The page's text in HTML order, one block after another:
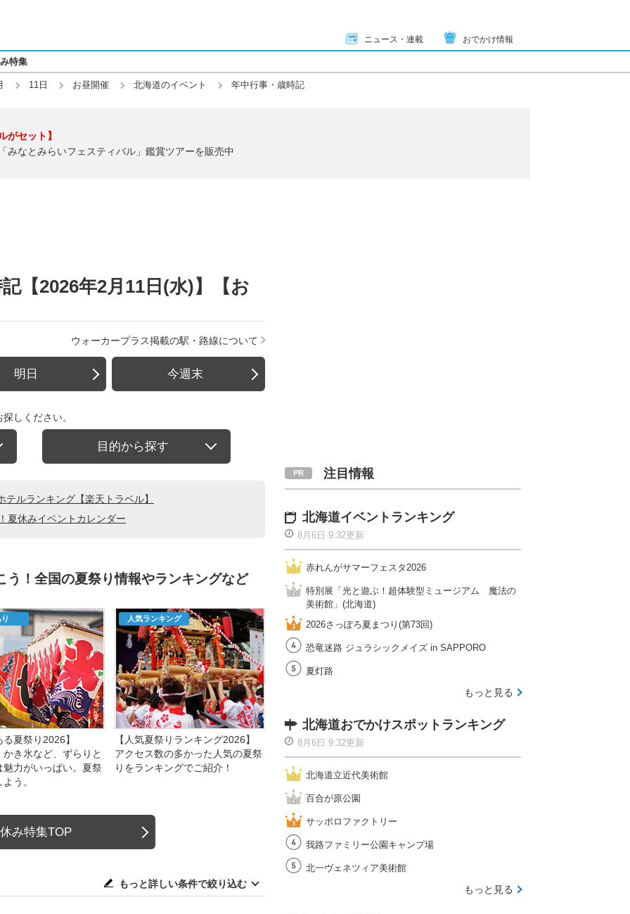
ニュース・連載 おでかけ情報
特集
11日 お昼開催 北海道のイベント 年中行事・歳時記
がセット】
みなとみらいフェスティバル」鑑賞ツアーを販売中
【2026年2月11日(水)】【お
ウォーカープラス掲載の駅・路線について
明日 今週末
しください。
目的から探す
ルランキング【楽天トラベル】
夏休みイベントカレンダー
！全国の夏祭り情報やランキングなど
夏祭り2026】
かき氷など、ずらりと
魅力がいっぱい。夏祭
う。
人気ランキング
【人気夏祭りランキング2026】
アクセス数の多かった人気の夏祭
りをランキングでご紹介！
み特集TOP
もっと詳しい条件で絞り込む
注目情報
北海道イベントランキング
8月6日 9:32更新
赤れんがサマーフェスタ2026
特別展「光と遊ぶ！超体験型ミュージアム 魔法の
美術館」(北海道)
2026さっぽろ夏まつり(第73回)
恐竜迷路 ジュラシックメイズ in SAPPORO
夏灯路
もっと見る
北海道おでかけスポットランキング
8月6日 9:32更新
北海道立近代美術館
百合が原公園
サッポロファクトリー
我路ファミリー公園キャンプ場
北一ヴェネツィア美術館
もっと見る